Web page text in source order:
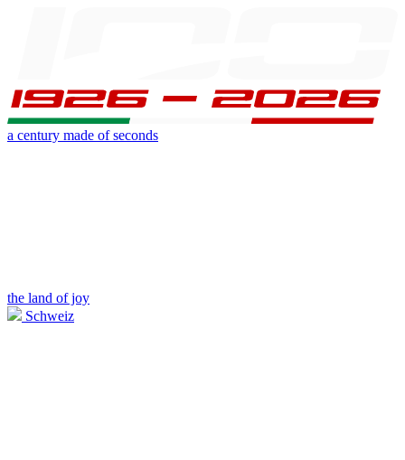
a century made of seconds
the land of joy
Schweiz